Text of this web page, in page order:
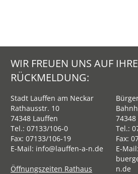
WIR FREUEN UNS AUF IHRE
RÜCKMELDUNG:
Stadt Lauffen am Neckar
Rathausstr. 10
74348 Lauffen
Tel.: 07133/106-0
Fax: 07133/106-19
E-Mail: info@lauffen-a-n.de
Öffnungszeiten Rathaus
Tel.:
Fax:
E-Mail:
n.de